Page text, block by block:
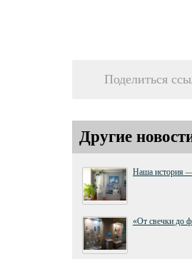
Поделиться
Другие
Наша история
«От свечки до